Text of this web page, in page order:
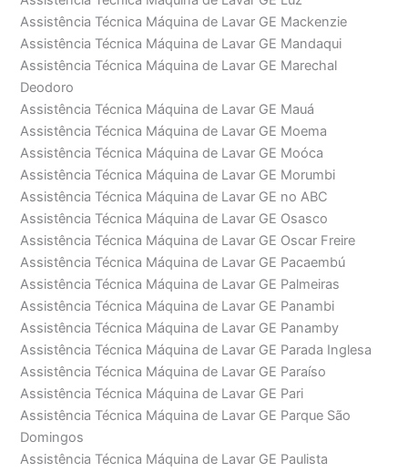
Assistência Técnica Máquina de Lavar GE Mackenzie
Assistência Técnica Máquina de Lavar GE Mandaqui
Assistência Técnica Máquina de Lavar GE Marechal
Deodoro
Assistência Técnica Máquina de Lavar GE Mauá
Assistência Técnica Máquina de Lavar GE Moema
Assistência Técnica Máquina de Lavar GE Moóca
Assistência Técnica Máquina de Lavar GE Morumbi
Assistência Técnica Máquina de Lavar GE no ABC
Assistência Técnica Máquina de Lavar GE Osasco
Assistência Técnica Máquina de Lavar GE Oscar Freire
Assistência Técnica Máquina de Lavar GE Pacaembú
Assistência Técnica Máquina de Lavar GE Palmeiras
Assistência Técnica Máquina de Lavar GE Panambi
Assistência Técnica Máquina de Lavar GE Panamby
Assistência Técnica Máquina de Lavar GE Parada Inglesa
Assistência Técnica Máquina de Lavar GE Paraíso
Assistência Técnica Máquina de Lavar GE Pari
Assistência Técnica Máquina de Lavar GE Parque São
Domingos
Assistência Técnica Máquina de Lavar GE Paulista